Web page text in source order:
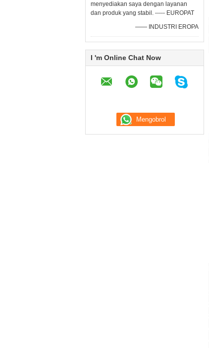
menyediakan saya dengan layanan
dan produk yang stabil. ----- EUROPAT
—— INDUSTRI EROPA
I 'm Online Chat Now